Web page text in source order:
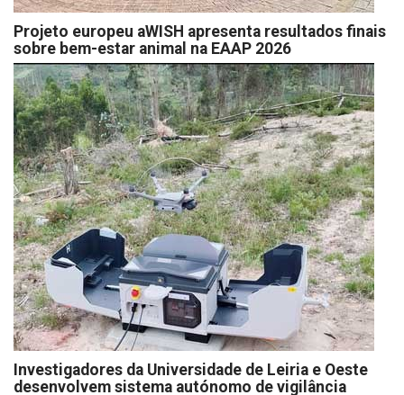
Projeto europeu aWISH apresenta resultados finais
sobre bem-estar animal na EAAP 2026
Investigadores da Universidade de Leiria e Oeste
desenvolvem sistema autónomo de vigilância